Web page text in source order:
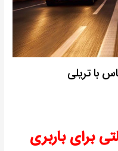
با تریلی
برای باربری